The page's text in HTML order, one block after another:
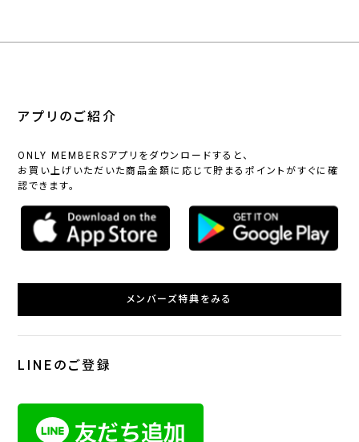
アプリのご紹介
ONLY MEMBERSアプリをダウンロードすると、
お買い上げいただいた商品金額に応じて貯まるポイントがすぐに確
認できます。
メンバーズ特典をみる
LINEのご登録